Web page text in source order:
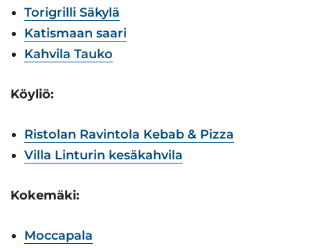
Torigrilli Säkylä
Katismaan saari
Kahvila Tauko
Köyliö:
Ristolan Ravintola Kebab & Pizza
Villa Linturin kesäkahvila
Kokemäki:
Moccapala